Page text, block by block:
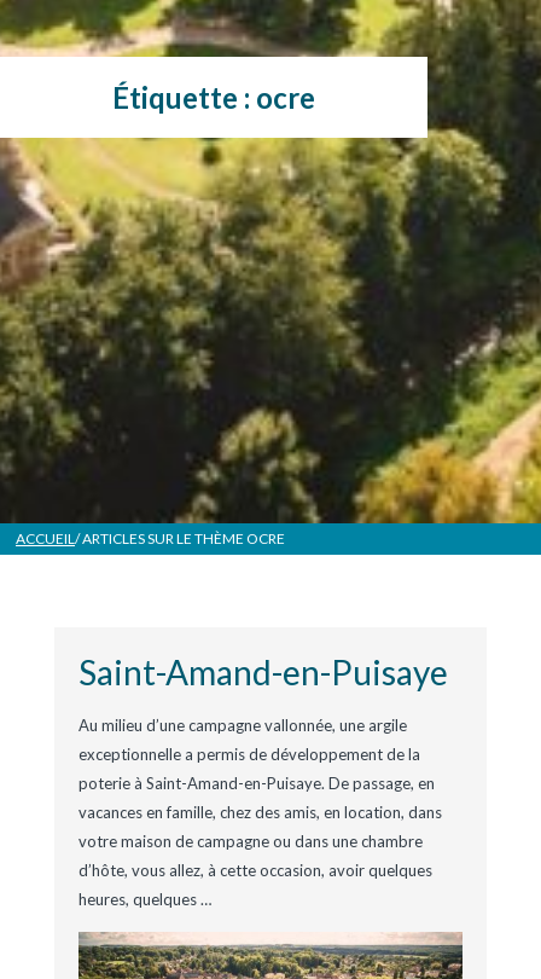
Étiquette : ocre
ACCUEIL/ ARTICLES SUR LE THÈME OCRE
Saint-Amand-en-Puisaye
Au milieu d’une campagne vallonnée, une argile
exceptionnelle a permis de développement de la
poterie à Saint-Amand-en-Puisaye. De passage, en
vacances en famille, chez des amis, en location, dans
votre maison de campagne ou dans une chambre
d’hôte, vous allez, à cette occasion, avoir quelques
heures, quelques…